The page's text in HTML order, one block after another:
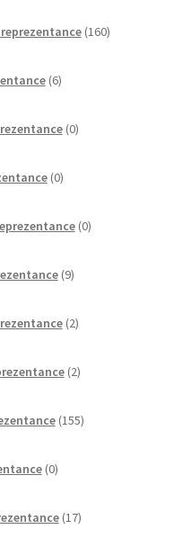
160izdelkov
6izdelkov
0izdelkov
0izdelkov
0izdelkov
9izdelkov
2izdelka
2izdelka
155izdelkov
0izdelkov
17izdelkov